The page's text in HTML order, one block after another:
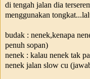
di tengah jalan dia
menggunakan
budak : nenek,kenapa
penuh sopan)
nenek : kalau nenek tak
nenek jalan slow cu